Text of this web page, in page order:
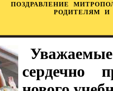
ПОЗДРАВЛЕНИЕ
РОДИТЕЛЯМ
Уважаемые
сердечно